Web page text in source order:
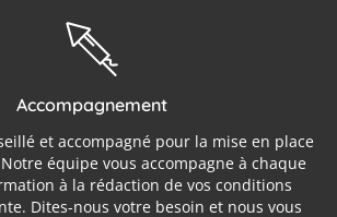
Accompagnement
et accompagné pour la mise en place
équipe vous accompagne à chaque
à la rédaction de vos conditions
Dites-nous votre besoin et nous vous